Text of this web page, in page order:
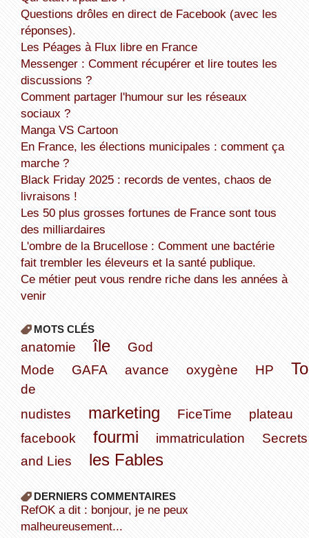
Questions drôles en direct de Facebook (avec les
réponses).
Les Péages à Flux libre en France
Messenger : Comment récupérer et lire toutes les
discussions ?
Comment partager l'humour sur les réseaux
sociaux ?
Manga VS Cartoon
En France, les élections municipales : comment ça
marche ?
Black Friday 2025 : records de ventes, chaos de
livraisons !
Les 50 plus grosses fortunes de France sont tous
des milliardaires
L'ombre de la Brucellose : Comment une bactérie
fait trembler les éleveurs et la santé publique.
Ce métier peut vous rendre riche dans les années à
venir
MOTS CLÉS
anatomie île
God
Mode
GAFA avance oxygène HP
de
nudistes
marketing FiceTime
plateau
facebook
fourmi immatriculation
Secrets
and Lies
les Fables
DERNIERS COMMENTAIRES
refOK a dit : bonjour, je ne peux
malheureusement...